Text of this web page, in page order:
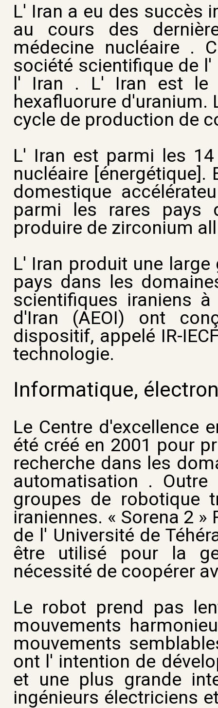
L' Iran a eu des succès
au cours des
médecine nucléaire .
société scientifique de
l' Iran . L' Iran est le
hexafluorure d'uranium.
cycle de production de
L' Iran est parmi les
nucléaire [énergétique].
domestique
parmi les rares pays
produire de zirconium
L' Iran produit une
pays dans les
scientifiques iraniens
d'Iran (AEOI) ont
dispositif, appelé IR-
technologie.
Informatique,
Le Centre d'excellence
été créé en 2001 pour
recherche dans les
automatisation . Outre
groupes de robotique
iraniennes. « Sorena 2
de l' Université de
être utilisé pour la
nécessité de coopérer
Le robot prend pas
mouvements
mouvements
ont l' intention de
et une plus grande
ingénieurs électriciens